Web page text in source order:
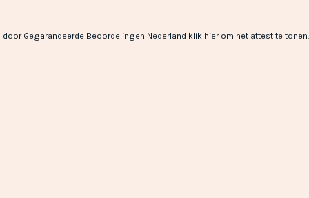
Gegarandeerde Beoordelingen Nederland klik hier om het attest te tonen.